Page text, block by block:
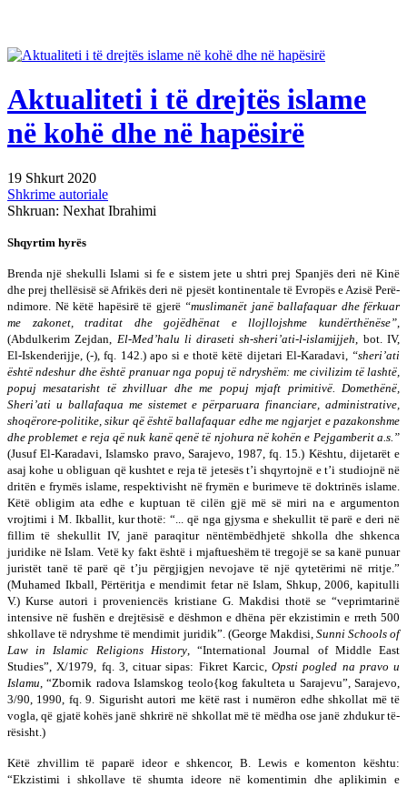
Aktualiteti i të drejtës islame
në kohë dhe në hapësirë
19 Shkurt 2020
Shkrime autoriale
Shkruan: Nexhat Ibrahimi
Shqyrtim hyrës
Brenda një shekulli Islami si fe e sistem jete u shtri prej Spanjës deri në Kinë
dhe prej thellësisë së Af­ri­kës deri në pjesët kontinentale të Evropës e Azisë Pe­rë­
n­dimore. Në këtë hapësirë të gjerë “muslimanët janë ba­llafaquar dhe fërkuar
me zakonet, traditat dhe gojëdhënat e llojllojshme kundër­thë­nëse”
(Abdulkerim Zejdan, El-Med’halu li diraseti sh-sheri’ati-l-islamijjeh , bot. IV,
El-Iskenderijje, (-), fq. 142.) apo si e thotë këtë dijetari El-Karadavi,
“sheri’ati
është ndeshur dhe është pranuar nga popuj të ndryshëm: me civilizim të lashtë,
popuj mesatarisht të zhvilluar dhe me popuj mjaft primitivë. Do­me­thënë,
Sheri’ati u ballafaqua me sis­temet e përparuara fi­nanciare, administrative,
shoqërore-politike, sikur që është ballafaquar edhe me ngjarjet e pazakonshme
dhe prob­lemet e reja që nuk kanë qenë të njohura në kohën e Pejgamberit a.s.”
(Jusuf El-Karadavi, Islamsko pravo, Sarajevo, 1987, fq. 15.) Kështu, dijetarët e
asaj kohe u ob­li­gu­an që kushtet e reja të jetesës t’i shqyrtojnë e t’i stu­dioj­në në
dritën e frymës islame, respektivisht në frymën e burimeve të doktrinës islame.
Këtë obligim ata edhe e kup­­tuan të cilën gjë më së miri na e argumenton
vrojtimi i M. Ikballit, kur thotë: “... që nga gjysma e shekullit të parë e deri në
fillim të shekullit IV, janë paraqitur nën­të­mbë­dhjetë shkolla dhe shkenca
juridike në Islam. Vetë ky fakt është i mjaftueshëm të tregojë se sa kanë punuar
ju­ristët tanë të parë që t’ju përgjigjen nevojave të një qy­te­tërimi në rritje.”
(Muhamed Ikball, Përtëritja e men­dimit fetar në Islam, Shkup, 2006, kapitulli
V.) Kurse autori i proveniencës kristiane G. Makdisi thotë se “veprimtarinë
intensive në fushën e drej­tësisë e dëshmon e dhëna për ekzistimin e rreth 500
shko­llave të ndryshme të mendimit juridik”. (George Makdisi, Sunni Schools of
Law in Islamic Religions History, “In­ternational Journal of Middle East
Studies”, X/1979, fq. 3, cituar si­pas: Fikret Karcic, Opsti pogled na pravo u
Islamu , “Zbornik ra­do­va Islamskog teolo{kog fakulteta u Sarajevu”, Sarajevo,
3/90, 1990, fq. 9. Sigurisht autori me këtë rast i numëron edhe shkollat më të
vogla, që gjatë kohës janë shkrirë në shkollat më të mëdha ose janë zhdukur të­
rë­sisht.)
Këtë zhvillim të paparë ideor e shkencor, B. Lewis e ko­menton kështu:
“Ekzistimi i shkollave të shumta ideo­re në komentimin dhe aplikimin e